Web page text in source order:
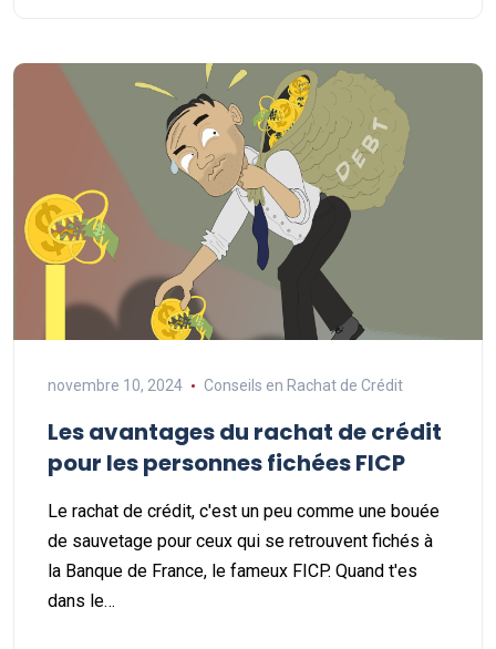
novembre 10, 2024 Conseils en Rachat de Crédit
Les avantages du rachat de crédit
pour les personnes fichées FICP
Le rachat de crédit, c'est un peu comme une bouée
de sauvetage pour ceux qui se retrouvent fichés à
la Banque de France, le fameux FICP. Quand t'es
dans le…